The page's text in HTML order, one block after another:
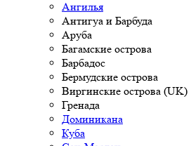
Ангилья
Антигуа и Барбуда
Аруба
Багамские острова
Барбадос
Бермудские острова
Виргинские острова (UK)
Гренада
Доминикана
Куба